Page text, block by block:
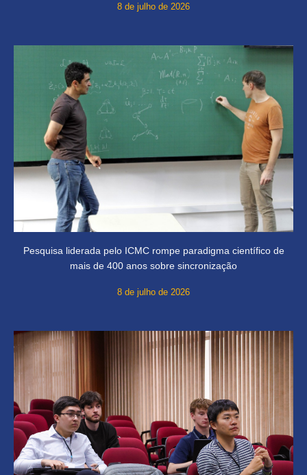
8 de julho de 2026
Pesquisa liderada pelo ICMC rompe paradigma científico de
mais de 400 anos sobre sincronização
8 de julho de 2026